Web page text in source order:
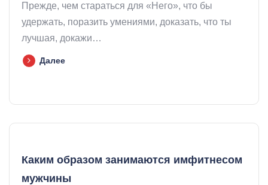
Прежде, чем стараться для «Него», что бы
удержать, поразить умениями, доказать, что ты
лучшая, докажи…
Далее
Каким образом занимаются имфитнесом
мужчины